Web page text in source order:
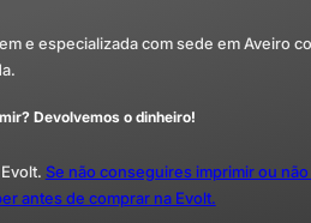
e especializada com sede em Aveiro
Devolvemos o dinheiro!
Se não conseguires imprimir ou
antes de comprar na Evolt.